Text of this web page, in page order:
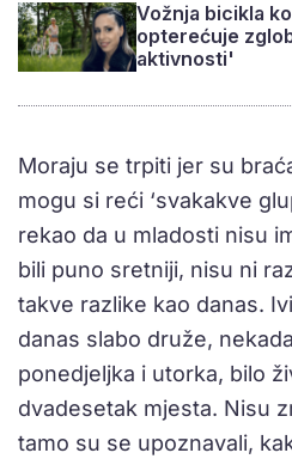
Vožnja bicikla
opterećuje
aktivnosti'
Moraju se trpiti jer su
mogu si reći ‘svakakve
rekao da u mladosti nisu
bili puno sretniji, nisu ni
takve razlike kao danas.
danas slabo druže,
ponedjeljka i utorka, bilo
dvadesetak mjesta. Nisu
tamo su se upoznavali,